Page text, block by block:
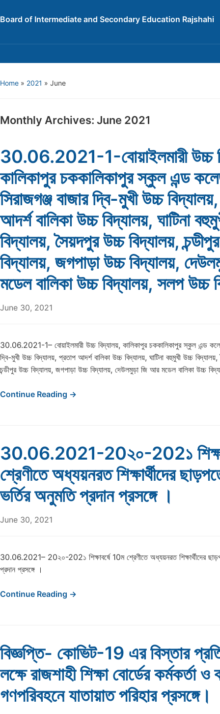
Board of Intermediate and Secondary Education Rajshahi
Home » 2021 » June
Monthly Archives: June 2021
30.06.2021-1-বোয়াইলমারী উচ্চ
কালিকাপুর চককালিকাপুর স্কুল এন্ড
সিরাজগঞ্জ বাজার দ্বি-মুখী উচ্চ
আদর্শ বালিকা উচ্চ বিদ্যালয়, ঘাটিনা
বিদ্যালয়, সৈয়দপুর উচ্চ বিদ্যালয়,
বিদ্যালয়, জগপাড়া উচ্চ বিদ্যালয়,
মডেল বালিকা উচ্চ বিদ্যালয়, সলপ উচ্চ
June 30, 2021
30.06.2021-1– বোয়াইলমারী উচ্চ বিদ্যালয়, কালিকাপুর চককালিকাপুর স্কুল এন্ড কলেজ,
দ্বি-মুখী উচ্চ বিদ্যালয়, প্রতাপ আদর্শ বালিকা উচ্চ বিদ্যালয়, ঘাটিনা বহুমুখী উচ্চ
চন্ডীপুর উচ্চ বিদ্যালয়, জগপাড়া উচ্চ বিদ্যালয়, দেউলমুড়া জি আর মডেল বালিকা উচ্চ
Continue Reading →
30.06.2021-20২০-202১
শ্রেণীতে অধ্যয়নরত শিক্ষার্থীদের
ভর্তির অনুমতি প্রদান প্রসঙ্গে ।
June 30, 2021
30.06.2021– 20২০-202১ শিক্ষাবর্ষে 10ম শ্রেণীতে অধ্যয়নরত শিক্ষার্থীদের
প্রদান প্রসঙ্গে ।
Continue Reading →
বিজ্ঞপ্তি- কোভিট-19 এর বিস্তার
লক্ষে রাজশাহী শিক্ষা বোর্ডের কর্মকর্তা ও
গণপরিবহনে যাতায়াত পরিহার প্রসঙ্গে।